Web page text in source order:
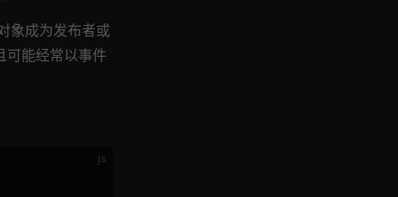
象成为发布者或
可能经常以事件
js